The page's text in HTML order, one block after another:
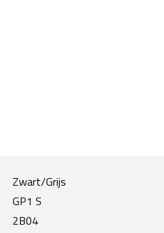
Zwart/Grijs
GP1 S
2B04